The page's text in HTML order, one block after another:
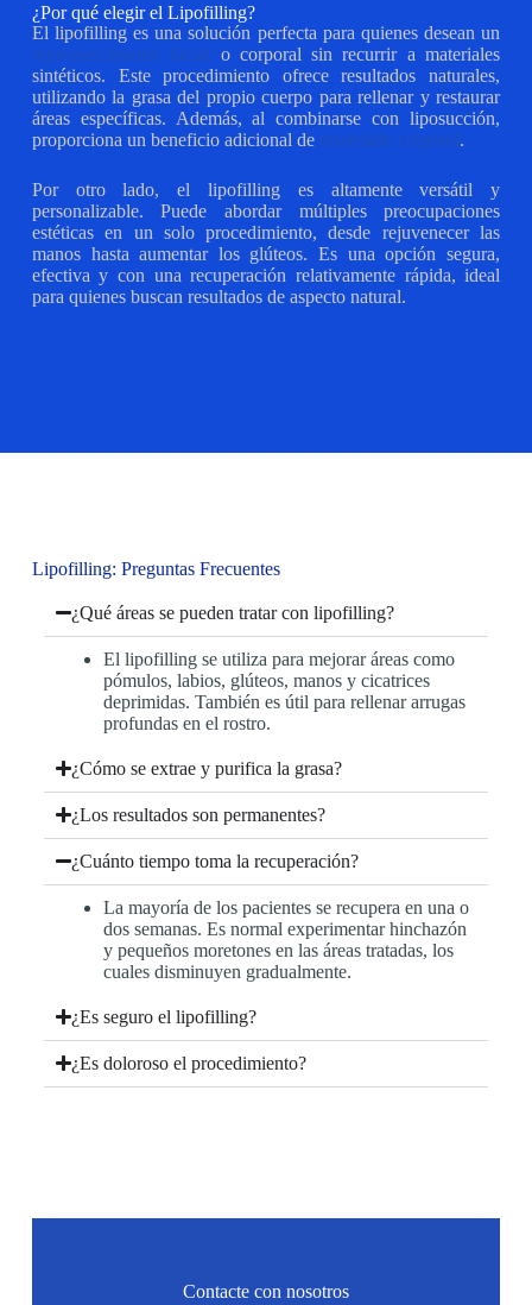
¿Por qué elegir el Lipofilling?
El lipofilling es una solución perfecta para quienes desean un
rejuvenecimiento facial o corporal sin recurrir a materiales
sintéticos. Este procedimiento ofrece resultados naturales,
utilizando la grasa del propio cuerpo para rellenar y restaurar
áreas específicas. Además, al combinarse con liposucción,
proporciona un beneficio adicional de modelado corporal.
Por otro lado, el lipofilling es altamente versátil y
personalizable. Puede abordar múltiples preocupaciones
estéticas en un solo procedimiento, desde rejuvenecer las
manos hasta aumentar los glúteos. Es una opción segura,
efectiva y con una recuperación relativamente rápida, ideal
para quienes buscan resultados de aspecto natural.
Lipofilling: Preguntas Frecuentes
¿Qué áreas se pueden tratar con lipofilling?
El lipofilling se utiliza para mejorar áreas como
pómulos, labios, glúteos, manos y cicatrices
deprimidas. También es útil para rellenar arrugas
profundas en el rostro.
¿Cómo se extrae y purifica la grasa?
¿Los resultados son permanentes?
¿Cuánto tiempo toma la recuperación?
La mayoría de los pacientes se recupera en una o
dos semanas. Es normal experimentar hinchazón
y pequeños moretones en las áreas tratadas, los
cuales disminuyen gradualmente.
¿Es seguro el lipofilling?
¿Es doloroso el procedimiento?
Contacte con nosotros